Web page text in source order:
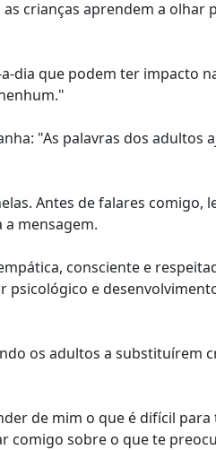
crianças aprendem a olhar
dia que podem ter impacto
"As palavras dos adultos
Antes de falares comigo,
mensagem.
consciente e
psicológico e
os adultos a substituírem
de mim o que é difícil para
comigo sobre o que te